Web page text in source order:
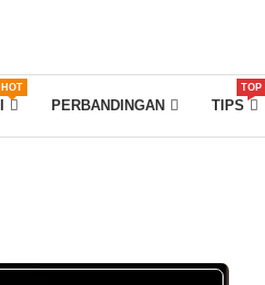
HOT
PERBANDINGAN TIPS
TOP